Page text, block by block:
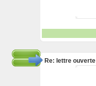
Re: lettre ouverte